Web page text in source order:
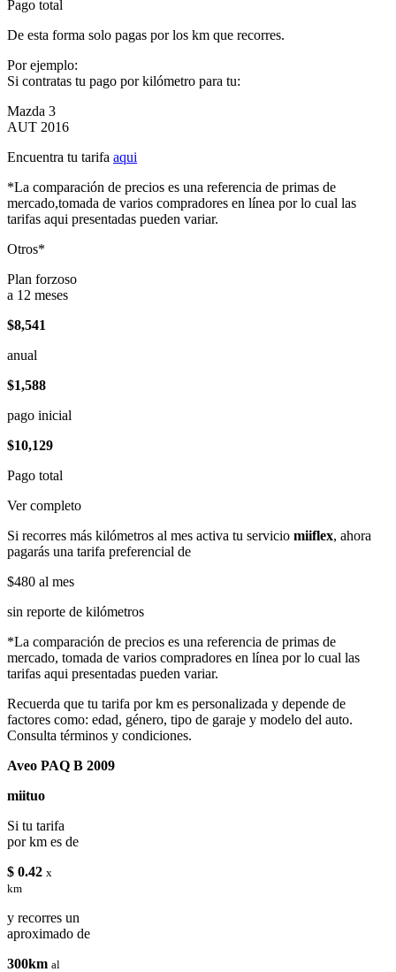
Pago total
De esta forma solo pagas por los km que recorres.
Por ejemplo:
Si contratas tu pago por kilómetro para tu:
Mazda 3
AUT 2016
Encuentra tu tarifa aqui
*La comparación de precios es una referencia de primas de
mercado,tomada de varios compradores en línea por lo cual las
tarifas aqui presentadas pueden variar.
Otros*
Plan forzoso
a 12 meses
$8,541
anual
$1,588
pago inicial
$10,129
Pago total
Ver completo
Si recorres más kilómetros al mes activa tu servicio miiflex, ahora
pagarás una tarifa preferencial de
$480 al mes
sin reporte de kilómetros
*La comparación de precios es una referencia de primas de
mercado, tomada de varios compradores en línea por lo cual las
tarifas aqui presentadas pueden variar.
Recuerda que tu tarifa por km es personalizada y depende de
factores como: edad, género, tipo de garaje y modelo del auto.
Consulta términos y condiciones.
Aveo PAQ B 2009
miituo
Si tu tarifa
por km es de
$ 0.42 x
km
y recorres un
aproximado de
300km al